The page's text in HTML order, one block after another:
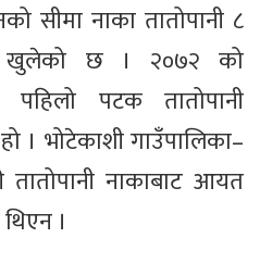
सीमा नाका तातोपानी ८
खुलेको छ । २०७२ को
पहिलो पटक तातोपानी
। भोटेकाशी गाउँपालिका–
तातोपानी नाकाबाट आयत
।